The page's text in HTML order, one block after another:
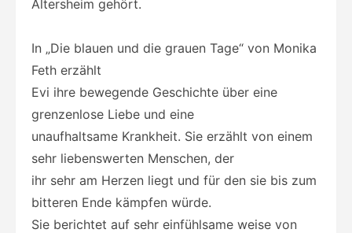
Altersheim gehört.
In „Die blauen und die grauen Tage“ von Monika
Feth erzählt
Evi ihre bewegende Geschichte über eine
grenzenlose Liebe und eine
unaufhaltsame Krankheit. Sie erzählt von einem
sehr liebenswerten Menschen, der
ihr sehr am Herzen liegt und für den sie bis zum
bitteren Ende kämpfen würde.
Sie berichtet auf sehr einfühlsame weise von